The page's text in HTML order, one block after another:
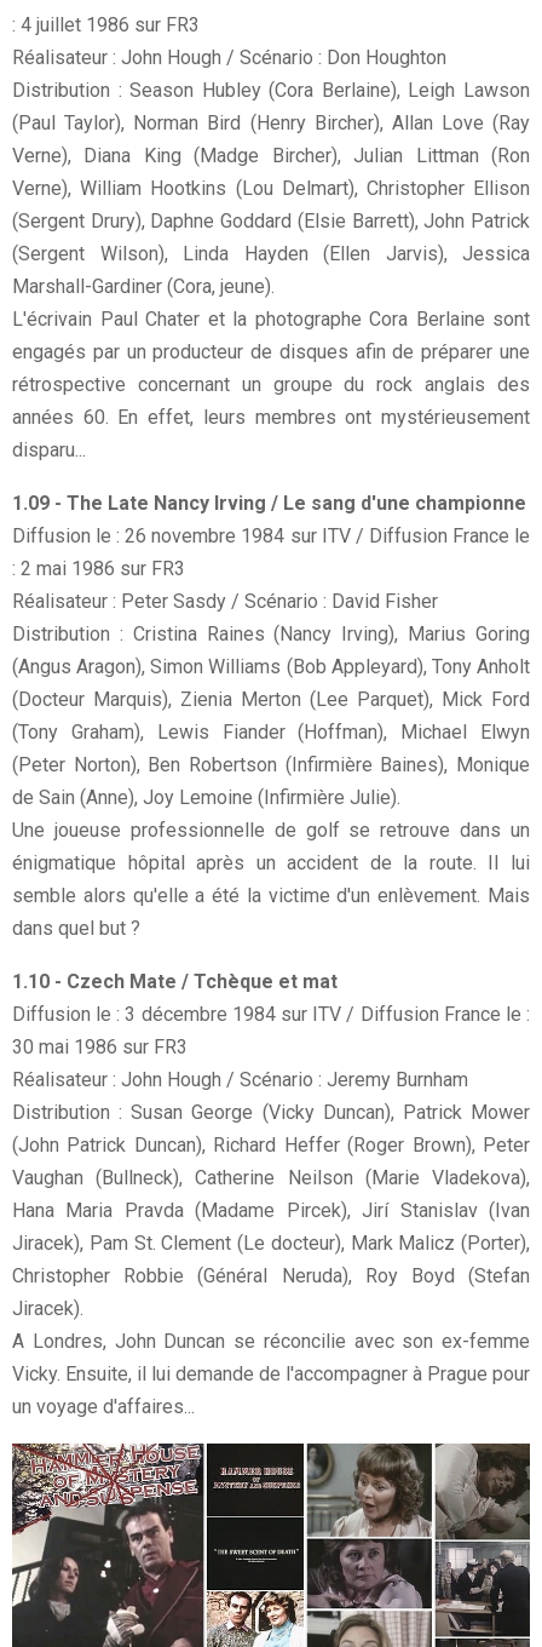
: 4 juillet 1986 sur FR3
Réalisateur : John Hough / Scénario : Don Houghton
Distribution : Season Hubley (Cora Berlaine), Leigh Lawson
(Paul Taylor), Norman Bird (Henry Bircher), Allan Love (Ray
Verne), Diana King (Madge Bircher), Julian Littman (Ron
Verne), William Hootkins (Lou Delmart), Christopher Ellison
(Sergent Drury), Daphne Goddard (Elsie Barrett), John Patrick
(Sergent Wilson), Linda Hayden (Ellen Jarvis), Jessica
Marshall-Gardiner (Cora, jeune).
L'écrivain Paul Chater et la photographe Cora Berlaine sont
engagés par un producteur de disques afin de préparer une
rétrospective concernant un groupe du rock anglais des
années 60. En effet, leurs membres ont mystérieusement
disparu...
1.09 - The Late Nancy Irving / Le sang d'une championne
Diffusion le : 26 novembre 1984 sur ITV / Diffusion France le
: 2 mai 1986 sur FR3
Réalisateur : Peter Sasdy / Scénario : David Fisher
Distribution : Cristina Raines (Nancy Irving), Marius Goring
(Angus Aragon), Simon Williams (Bob Appleyard), Tony Anholt
(Docteur Marquis), Zienia Merton (Lee Parquet), Mick Ford
(Tony Graham), Lewis Fiander (Hoffman), Michael Elwyn
(Peter Norton), Ben Robertson (Infirmière Baines), Monique
de Sain (Anne), Joy Lemoine (Infirmière Julie).
Une joueuse professionnelle de golf se retrouve dans un
énigmatique hôpital après un accident de la route. Il lui
semble alors qu'elle a été la victime d'un enlèvement. Mais
dans quel but ?
1.10 - Czech Mate / Tchèque et mat
Diffusion le : 3 décembre 1984 sur ITV / Diffusion France le :
30 mai 1986 sur FR3
Réalisateur : John Hough / Scénario : Jeremy Burnham
Distribution : Susan George (Vicky Duncan), Patrick Mower
(John Patrick Duncan), Richard Heffer (Roger Brown), Peter
Vaughan (Bullneck), Catherine Neilson (Marie Vladekova),
Hana Maria Pravda (Madame Pircek), Jirí Stanislav (Ivan
Jiracek), Pam St. Clement (Le docteur), Mark Malicz (Porter),
Christopher Robbie (Général Neruda), Roy Boyd (Stefan
Jiracek).
A Londres, John Duncan se réconcilie avec son ex-femme
Vicky. Ensuite, il lui demande de l'accompagner à Prague pour
un voyage d'affaires...